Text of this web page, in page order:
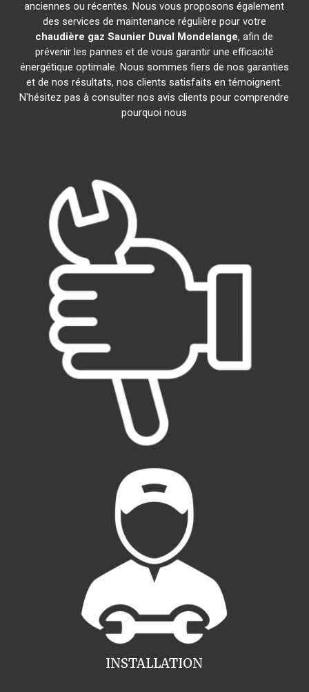
anciennes ou récentes. Nous vous proposons également
des services de maintenance régulière pour votre
chaudière gaz Saunier Duval Mondelange, afin de
prévenir les pannes et de vous garantir une efficacité
énergétique optimale. Nous sommes fiers de nos garanties
et de nos résultats, nos clients satisfaits en témoignent.
N'hésitez pas à consulter nos avis clients pour comprendre
pourquoi nous
INSTALLATION